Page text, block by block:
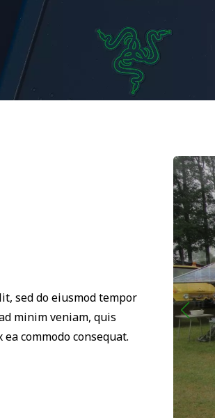
sed do eiusmod tempor
minim veniam, quis
commodo consequat.